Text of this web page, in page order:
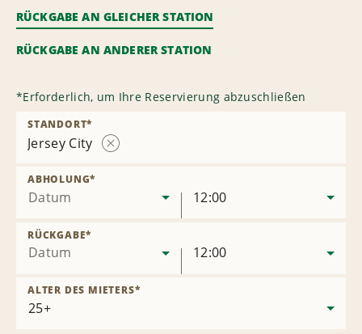
RÜCKGABE AN GLEICHER STATION
RÜCKGABE AN ANDERER STATION
*Erforderlich, um Ihre Reservierung abzuschließen
Jersey City
STANDORT*
Datum
ABHOLUNG*
12:00
Datum
RÜCKGABE*
12:00
ALTER DES MIETERS*